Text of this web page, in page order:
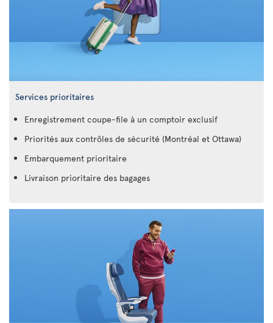
Services prioritaires
Enregistrement coupe-file à un comptoir exclusif
Priorités aux contrôles de sécurité (Montréal et Ottawa)
Embarquement prioritaire
Livraison prioritaire des bagages